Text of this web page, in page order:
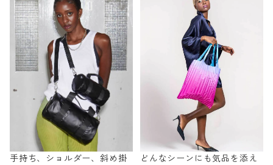
手持ち、ショルダー、斜め掛
どんなシーンにも気品を添え